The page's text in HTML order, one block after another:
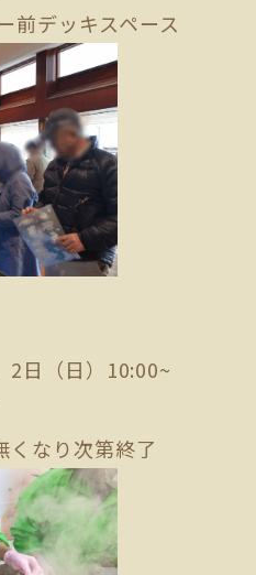
前デッキスペース
2日（日）10:00~
くなり次第終了